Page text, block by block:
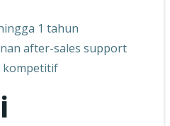
1 tahun
after-sales support
kompetitif